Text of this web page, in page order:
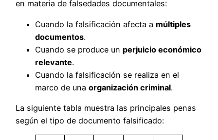
en materia de falsedades documentales:
Cuando la falsificación afecta a múltiples
documentos.
Cuando se produce un perjuicio económico
relevante.
Cuando la falsificación se realiza en el
marco de una organización criminal.
La siguiente tabla muestra las principales penas
según el tipo de documento falsificado: